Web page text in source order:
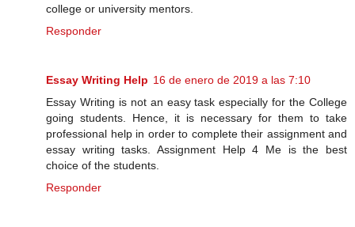
college or university mentors.
Responder
Essay Writing Help 16 de enero de 2019 a las 7:10
Essay Writing is not an easy task especially for the College
going students. Hence, it is necessary for them to take
professional help in order to complete their assignment and
essay writing tasks. Assignment Help 4 Me is the best
choice of the students.
Responder